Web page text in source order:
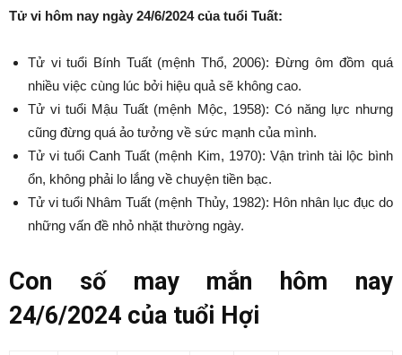
Tử vi hôm nay ngày 24/6/2024 của tuổi Tuất:
Tử vi tuổi Bính Tuất (mệnh Thổ, 2006): Đừng ôm đồm quá
nhiều việc cùng lúc bởi hiệu quả sẽ không cao.
Tử vi tuổi Mậu Tuất (mệnh Mộc, 1958): Có năng lực nhưng
cũng đừng quá ảo tưởng về sức mạnh của mình.
Tử vi tuổi Canh Tuất (mệnh Kim, 1970): Vận trình tài lộc bình
ổn, không phải lo lắng về chuyện tiền bạc.
Tử vi tuổi Nhâm Tuất (mệnh Thủy, 1982): Hôn nhân lục đục do
những vấn đề nhỏ nhặt thường ngày.
Con số may mắn hôm nay
24/6/2024 của tuổi Hợi